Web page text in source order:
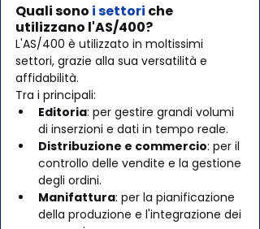
Quali sono i settori che
utilizzano l'AS/400?
L'AS/400 è utilizzato in moltissimi
settori, grazie alla sua versatilità e
affidabilità.
Tra i principali:
Editoria: per gestire grandi volumi
di inserzioni e dati in tempo reale.
Distribuzione e commercio: per il
controllo delle vendite e la gestione
degli ordini.
Manifattura: per la pianificazione
della produzione e l'integrazione dei